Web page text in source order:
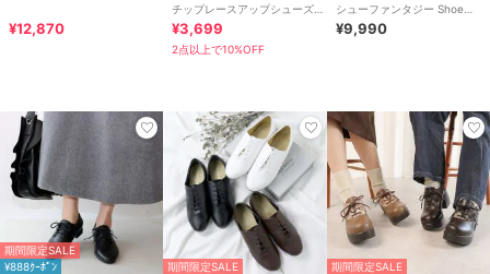
¥12,870
チップレースアップシューズ
★3576
¥3,699
2点以上で10%OFF
シューファンタジー Shoe
Fantasy レースアップシュー
¥9,990
期間限定SALE
¥888ｸｰﾎﾟﾝ
期間限定SALE 期間限定SALE